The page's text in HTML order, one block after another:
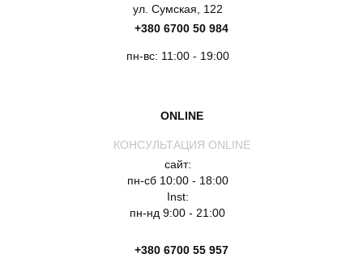
ул. Сумская, 122
+380 6700 50 984
пн-вс: 11:00 - 19:00
ONLINE
КОНСУЛЬТАЦИЯ ONLINE
сайт:
пн-сб 10:00 - 18:00
Inst:
пн-нд 9:00 - 21:00
+380 6700 55 957